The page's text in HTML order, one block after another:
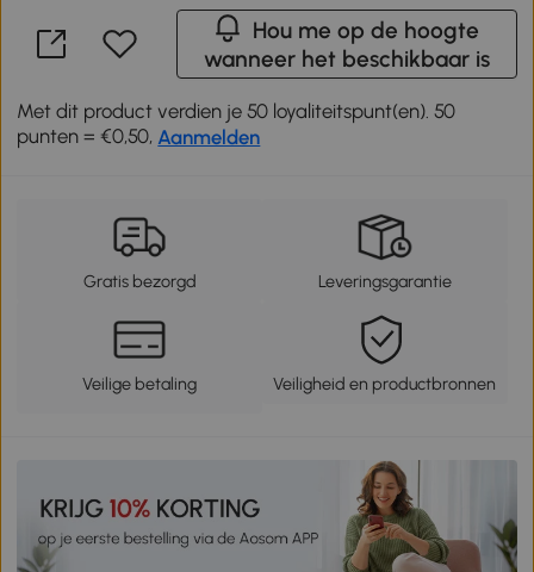
Hou me op de hoogte
wanneer het beschikbaar is
Met dit product verdien je 50 loyaliteitspunt(en). 50
punten = €0,50, Aanmelden
Gratis bezorgd Leveringsgarantie
Veilige betaling Veiligheid en productbronnen